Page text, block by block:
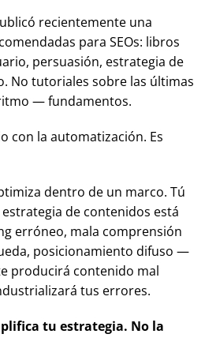
recientemente una
para SEOs: libros
persuasión, estrategia de
No tutoriales sobre las últimas
— fundamentos.
con la automatización. Es
dentro de un marco. Tú
de contenidos está
erróneo, mala comprensión
posicionamiento difuso —
producirá contenido mal
tus errores.
tu estrategia. No la